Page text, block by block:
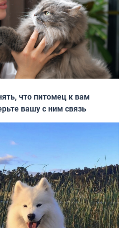
что питомец к вам
вашу с ним связь